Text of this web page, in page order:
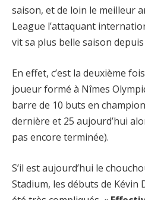
saison, et de loin le meilleur
League l’attaquant
vit sa plus belle saison
En effet, c’est la deuxième
joueur formé à Nîmes
barre de 10 buts en
dernière et 25 aujourd’hui
pas encore terminée).
S’il est aujourd’hui le
Stadium, les débuts de Kévin